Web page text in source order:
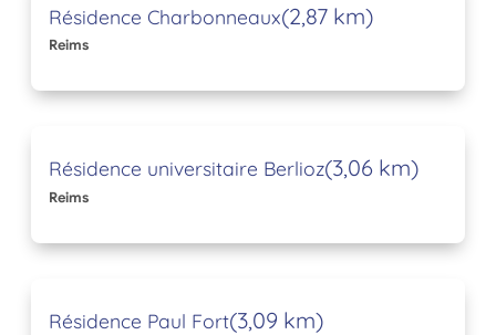
Résidence Charbonneaux(2,87 km)
Reims
Résidence universitaire Berlioz(3,06 km)
Reims
Résidence Paul Fort(3,09 km)